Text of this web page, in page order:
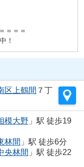
＝＝＝
！
区 上鶴間 ７丁
模大野 」駅 徒歩19
林間 」駅 徒歩6分
央林間 」駅 徒歩22